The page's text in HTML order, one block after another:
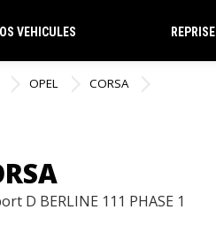
VEHICULES REPRISE
OPEL CORSA
D BERLINE 111 PHASE 1